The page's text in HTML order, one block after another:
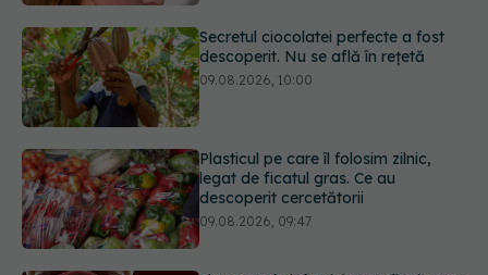
Plasticul pe care îl folosim zilnic,
legat de ficatul gras. Ce au
descoperit cercetătorii
Simptomele infecției cu Helicobacter
pylori. Se poate trăi cu această
bacterie în stomac?
09.08.2026, 09:00